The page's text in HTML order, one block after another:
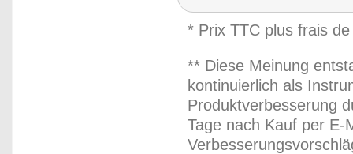
* Prix TTC plus frais
** Diese Meinung
kontinuierlich als
Produktverbesserung
Tage nach Kauf per E-